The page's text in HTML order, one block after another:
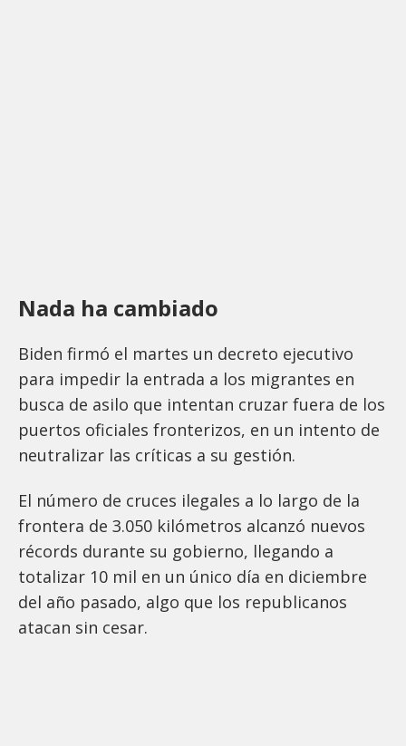
Nada ha cambiado
Biden firmó el martes un decreto ejecutivo
para impedir la entrada a los migrantes en
busca de asilo que intentan cruzar fuera de los
puertos oficiales fronterizos, en un intento de
neutralizar las críticas a su gestión.
El número de cruces ilegales a lo largo de la
frontera de 3.050 kilómetros alcanzó nuevos
récords durante su gobierno, llegando a
totalizar 10 mil en un único día en diciembre
del año pasado, algo que los republicanos
atacan sin cesar.